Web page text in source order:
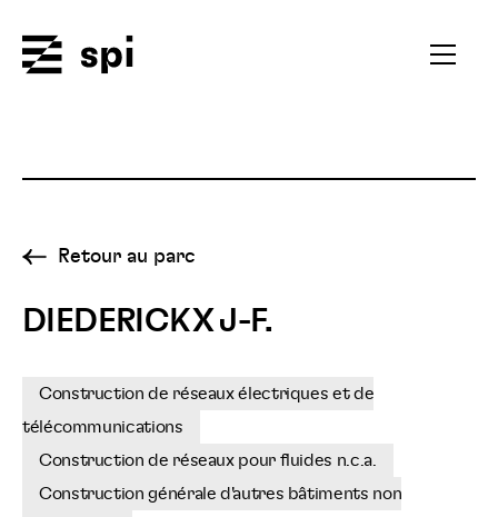
Ouvrir
Retour au parc
DIEDERICKX J-F.
Construction de réseaux électriques et de
télécommunications
Construction de réseaux pour fluides n.c.a.
Construction générale d'autres bâtiments non